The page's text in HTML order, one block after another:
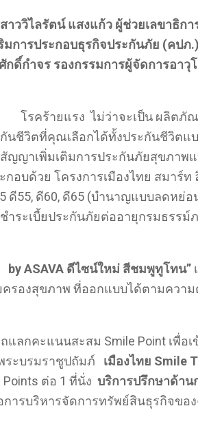
าววิไลรัตน์ แสงแก้ว ผู้ช่วยเลขาธิก
การประกอบธุรกิจประกันภัย (คปภ
กำจร รองกรรมการผู้จัดการอาวุ
รคร้ายแรง ไม่ว่าจะเป็น ผลิตภั
ชีวิตที่คุณเลือกได้ทั้งประกันชีวิตแ
ญญาเพิ่มเติมการประกันภัยสุขภาพ
บด้วย โครงการเมืองไทย สมาร์ท
5 ดี55, ดี60, ดี65 (บำนาญแบบลด
ระเบี้ยประกันภัยต่ออายุกรมธรรม์
by ASAVA ดีไซน์ใหม่ สีชมพูทูโทน”
องสุขภาพ ที่ออกแบบได้ตามควา
กคะแนนสะสม Smile Point เพื่อ
ระบรมราชูปถัมภ์ เมืองไทย Smile
ต่อ 1 ที่นั่ง บริการปรึกษาด้าน
อการบริหารจัดการทรัพย์สินธุรกิจข